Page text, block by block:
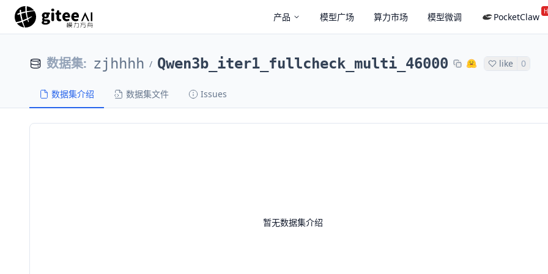
产品 模型广场 算力市场 模型微调 PocketClaw
数据集: zjhhhh / Qwen3b_iter1_fullcheck_multi_46000 like 0
数据集介绍 数据集文件 Issues
暂无数据集介绍